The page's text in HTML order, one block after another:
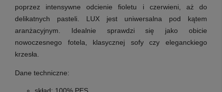
poprzez intensywne odcienie fioletu i czerwieni, aż do
delikatnych pasteli. LUX jest uniwersalna pod kątem
aranżacyjnym. Idealnie sprawdzi się jako obicie
nowoczesnego fotela, klasycznej sofy czy eleganckiego
krzesła.
Dane techniczne: